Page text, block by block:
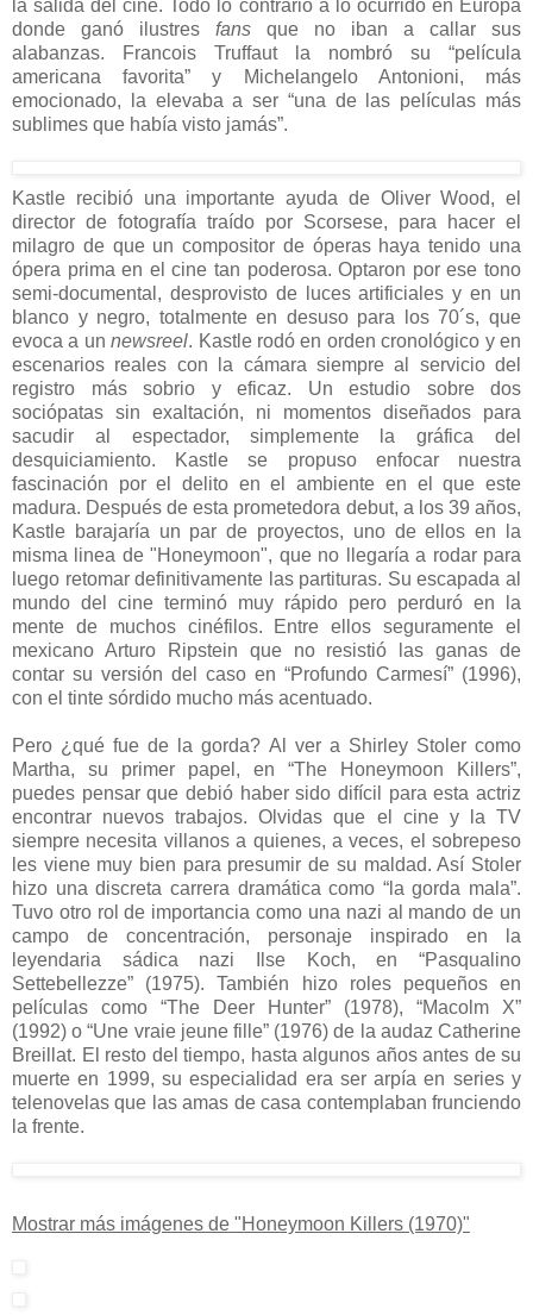
la salida del cine. Todo lo contrario a lo ocurrido en Europa
donde ganó ilustres fans que no iban a callar sus
alabanzas. Francois Truffaut la nombró su “película
americana favorita” y Michelangelo Antonioni, más
emocionado, la elevaba a ser “una de las películas más
sublimes que había visto jamás”.
Kastle recibió una importante ayuda de Oliver Wood, el
director de fotografía traído por Scorsese, para hacer el
milagro de que un compositor de óperas haya tenido una
ópera prima en el cine tan poderosa. Optaron por ese tono
semi-documental, desprovisto de luces artificiales y en un
blanco y negro, totalmente en desuso para los 70´s, que
evoca a unnewsreel. Kastle rodó en orden cronológico y en
escenarios reales con la cámara siempre al servicio del
registro más sobrio y eficaz. Un estudio sobre dos
sociópatas sin exaltación, ni momentos diseñados para
sacudir al espectador, simplemente la gráfica del
desquiciamiento. Kastle se propuso enfocar nuestra
fascinación por el delito en el ambiente en el que este
madura. Después de esta prometedora debut, a los 39 años,
Kastle barajaría un par de proyectos, uno de ellos en la
misma linea de "Honeymoon", que no llegaría a rodar para
luego retomar definitivamente las partituras. Su escapada al
mundo del cine terminó muy rápido pero perduró en la
mente de muchos cinéfilos. Entre ellos seguramente el
mexicano Arturo Ripstein que no resistió las ganas de
contar su versión del caso en “Profundo Carmesí” (1996),
con el tinte sórdido mucho más acentuado.
Pero ¿qué fue de la gorda? Al ver a Shirley Stoler como
Martha, su primer papel, en “The Honeymoon Killers”,
puedes pensar que debió haber sido difícil para esta actriz
encontrar nuevos trabajos. Olvidas que el cine y la TV
siempre necesita villanos a quienes, a veces, el sobrepeso
les viene muy bien para presumir de su maldad. Así Stoler
hizo una discreta carrera dramática como “la gorda mala”.
Tuvo otro rol de importancia como una nazi al mando de un
campo de concentración, personaje inspirado en la
leyendaria sádica nazi Ilse Koch, en “Pasqualino
Settebellezze” (1975). También hizo roles pequeños en
películas como “The Deer Hunter” (1978), “Macolm X”
(1992) o “Une vraie jeune fille” (1976) de la audaz Catherine
Breillat. El resto del tiempo, hasta algunos años antes de su
muerte en 1999, su especialidad era ser arpía en series y
telenovelas que las amas de casa contemplaban frunciendo
la frente.
Mostrar más imágenes de "Honeymoon Killers (1970)"